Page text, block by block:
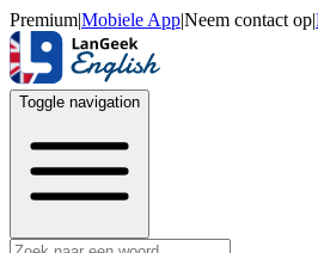
Premium|Mobiele App|Neem contact op|
Toggle navigation